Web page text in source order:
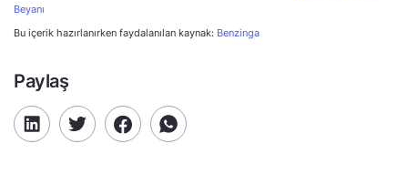
Beyanı
Bu içerik hazırlanırken faydalanılan kaynak: Benzinga
Paylaş